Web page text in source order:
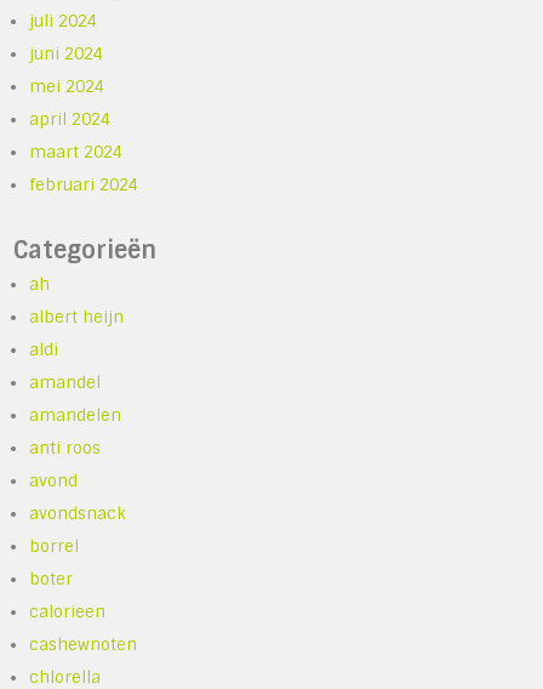
juli 2024
juni 2024
mei 2024
april 2024
maart 2024
februari 2024
Categorieën
ah
albert heijn
aldi
amandel
amandelen
anti roos
avond
avondsnack
borrel
boter
calorieen
cashewnoten
chlorella